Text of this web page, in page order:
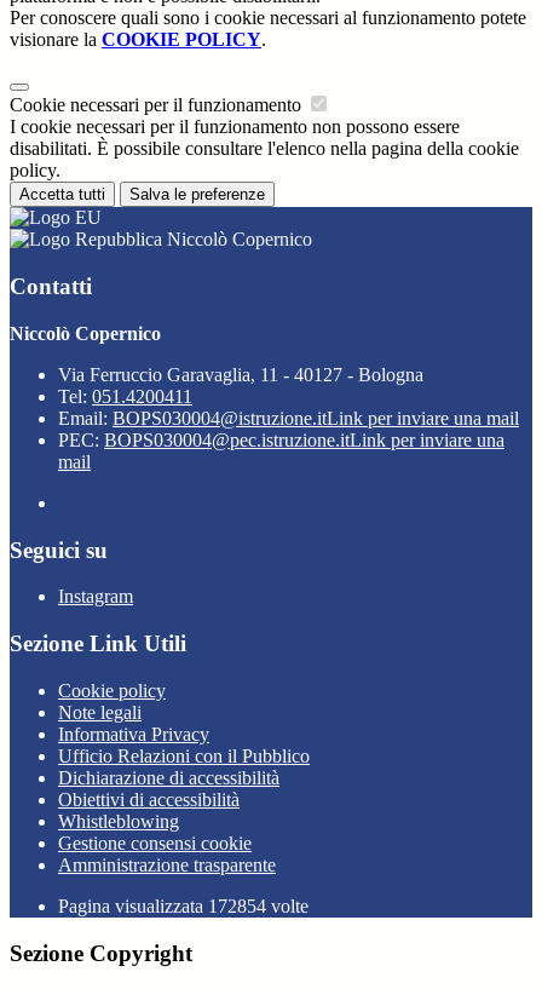
Per conoscere quali sono i cookie necessari al funzionamento potete
visionare la COOKIE POLICY.
Cookie necessari per il funzionamento
I cookie necessari per il funzionamento non possono essere
disabilitati. È possibile consultare l'elenco nella pagina della cookie
policy.
Accetta tutti Salva le preferenze
Niccolò Copernico
Contatti
Niccolò Copernico
Via Ferruccio Garavaglia, 11 - 40127 - Bologna
Tel: 051.4200411
Email: BOPS030004@istruzione.itLink per inviare una mail
PEC: BOPS030004@pec.istruzione.itLink per inviare una
mail
Seguici su
Instagram
Sezione Link Utili
Cookie policy
Note legali
Informativa Privacy
Ufficio Relazioni con il Pubblico
Dichiarazione di accessibilità
Obiettivi di accessibilità
Whistleblowing
Gestione consensi cookie
Amministrazione trasparente
Pagina visualizzata 172854 volte
Sezione Copyright